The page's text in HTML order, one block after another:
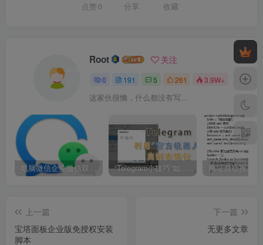
点赞 0 分享 收藏
Root 关注
0 191 5 261 3.9W+
这家伙很懒，什么都没有写...
电脑微信企业微信双开/多开方法(最简单粗暴的解决方案) “Telegram小技巧”如何利用官方机器人自制表情包
上一篇
宝塔面板企业版免授权安装
脚本
下一篇
无更多文章